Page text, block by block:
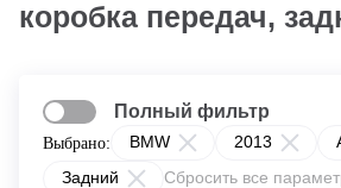
коробка передач,
Выбрано: BMW 2013
Задний
Сбросить все
Полный фильтр